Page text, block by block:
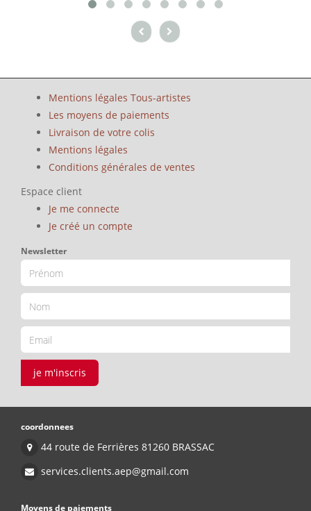
Mentions légales Tous-artistes
Les moyens de paiements
Livraison de votre colis
Mentions légales
Conditions générales de ventes
Espace client
Je me connecte
Je créé un compte
Newsletter
je m'inscris
coordonnees
44 route de Ferrières 81260 BRASSAC
services.clients.aep@gmail.com
Moyens de paiements